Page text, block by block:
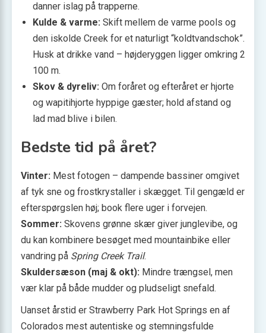
danner islag på trapperne.
Kulde & varme: Skift mellem de varme pools og
den iskolde Creek for et naturligt “koldtvands­chok”.
Husk at drikke vand – højderyggen ligger omkring 2
100 m.
Skov & dyreliv: Om foråret og efteråret er hjorte
og wapitihjorte hyppige gæster; hold afstand og
lad mad blive i bilen.
Bedste tid på året?
Vinter: Mest fotogen – dampende bassiner omgivet
af tyk sne og frostkrystaller i skægget. Til gengæld er
efterspørgslen høj; book flere uger i forvejen.
Sommer: Skovens grønne skær giver junglevibe, og
du kan kombinere besøget med mountainbike eller
vandring på Spring Creek Trail.
Skuldersæson (maj & okt): Mindre trængsel, men
vær klar på både mudder og pludseligt snefald.
Uanset årstid er Strawberry Park Hot Springs en af
Colorados mest autentiske og stemningsfulde